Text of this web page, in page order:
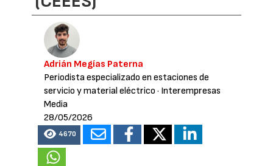
Adrián Megías Paterna
Periodista especializado en estaciones de
servicio y material eléctrico · Interempresas
Media
28/05/2026
4670